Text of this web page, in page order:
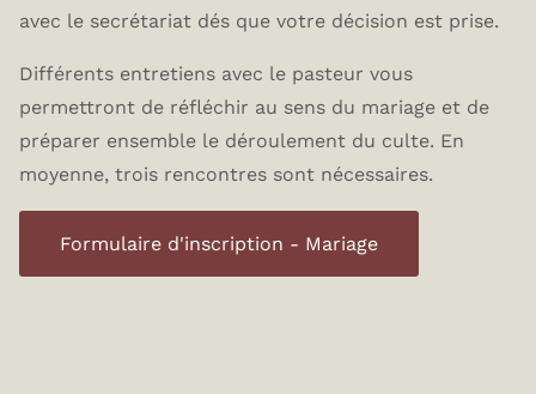
avec le secrétariat dés que votre décision est prise.
Différents entretiens avec le pasteur vous
permettront de réfléchir au sens du mariage et de
préparer ensemble le déroulement du culte. En
moyenne, trois rencontres sont nécessaires.
Formulaire d'inscription - Mariage